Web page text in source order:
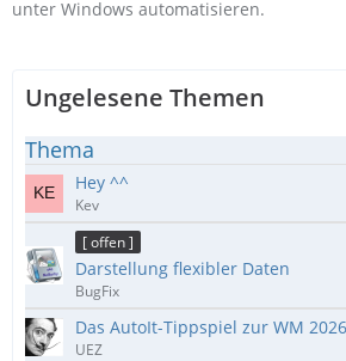
unter Windows automatisieren.
Ungelesene Themen
Thema
Hey ^^
Kev
[ offen ]
Darstellung flexibler Daten
BugFix
Das AutoIt-Tippspiel zur WM
UEZ